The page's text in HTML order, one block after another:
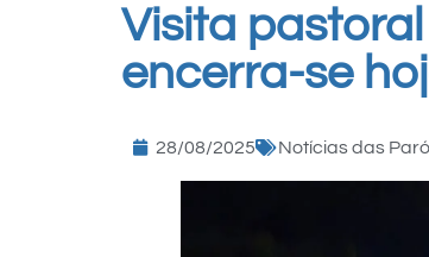
Visita
encerra-se
28/08/2025 Notícias das